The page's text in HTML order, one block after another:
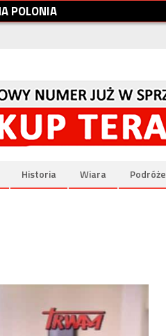
APOLONIA
Historia Wiara Podróże